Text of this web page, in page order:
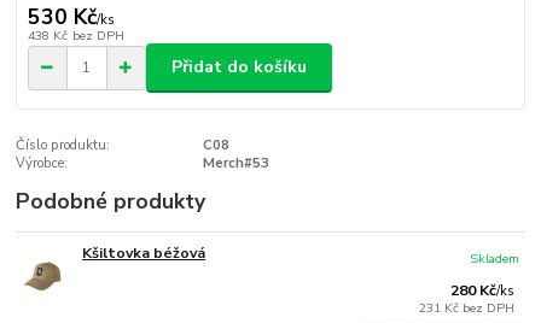
530 Kč/ks
438 Kč bez DPH
Přidat do košíku
Číslo produktu:
C08
Výrobce:
Merch#53
Podobné produkty
Kšiltovka béžová
280 Kč/ks
231 Kč bez DPH
Skladem